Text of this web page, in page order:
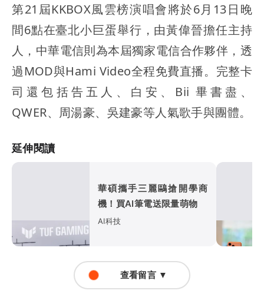
第21屆KKBOX風雲榜演唱會將於6月13日晚
間6點在臺北小巨蛋舉行，由黃偉晉擔任主持
人，中華電信則為本屆獨家電信合作夥伴，透
過MOD與Hami Video全程免費直播。完整卡
司還包括告五人、白安、Bii 畢書盡、
QWER、周湯豪、吳建豪等人氣歌手與團體。
延伸閱讀
華碩攜手三麗鷗搶開學商
機！買AI筆電送限量萌物
AI科技
查看留言 ▼